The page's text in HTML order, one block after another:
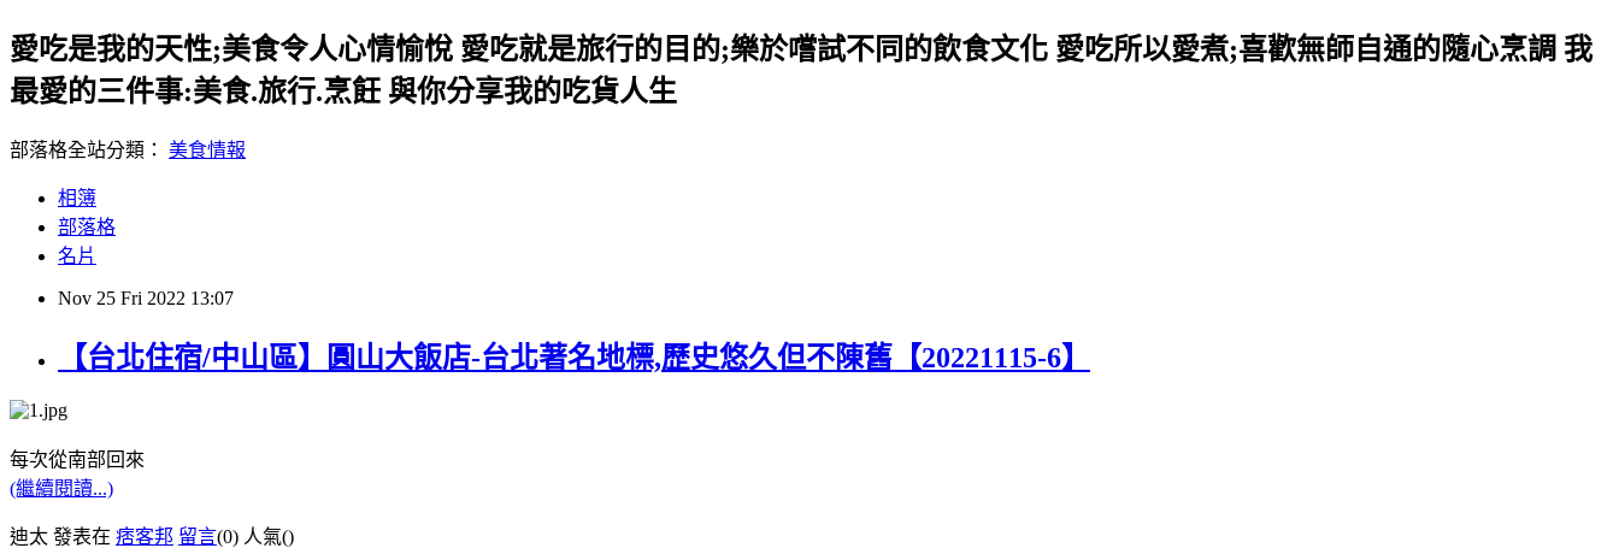
愛吃是我的天性;美食令人心情愉悅 愛吃就是旅行的目的;樂於嚐試不同的飲食文化 愛吃所以愛煮;喜歡無師自通的隨心烹調 我
最愛的三件事:美食.旅行.烹飪 與你分享我的吃貨人生
部落格全站分類： 美食情報
相簿
部落格
名片
Nov 25 Fri 2022 13:07
【台北住宿/中山區】圓山大飯店-台北著名地標,歷史悠久但不陳舊【20221115-6】
每次從南部回來
(繼續閱讀...)
迪太 發表在 痞客邦 留言(0) 人氣()